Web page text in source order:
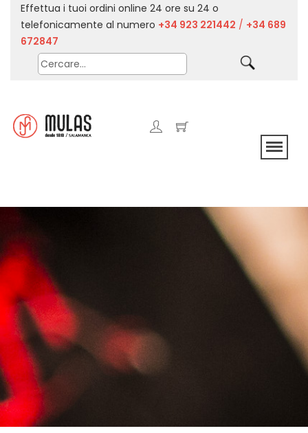
Effettua i tuoi ordini online 24 ore su 24 o
telefonicamente al numero +34 923 221442 / +34 689
672847